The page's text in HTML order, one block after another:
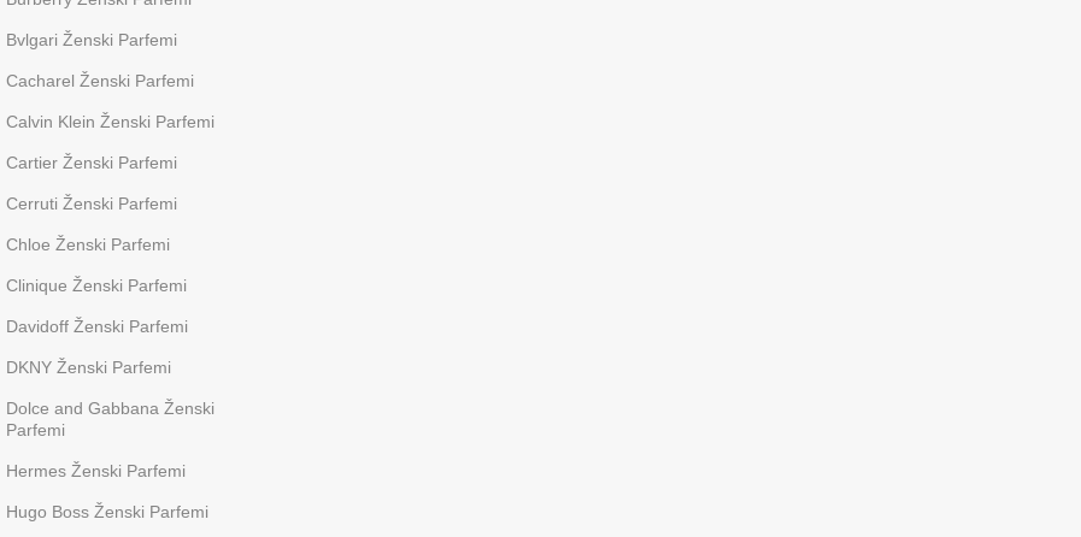
Bvlgari Ženski Parfemi
Cacharel Ženski Parfemi
Calvin Klein Ženski Parfemi
Cartier Ženski Parfemi
Cerruti Ženski Parfemi
Chloe Ženski Parfemi
Clinique Ženski Parfemi
Davidoff Ženski Parfemi
DKNY Ženski Parfemi
Dolce and Gabbana Ženski
Parfemi
Hermes Ženski Parfemi
Hugo Boss Ženski Parfemi